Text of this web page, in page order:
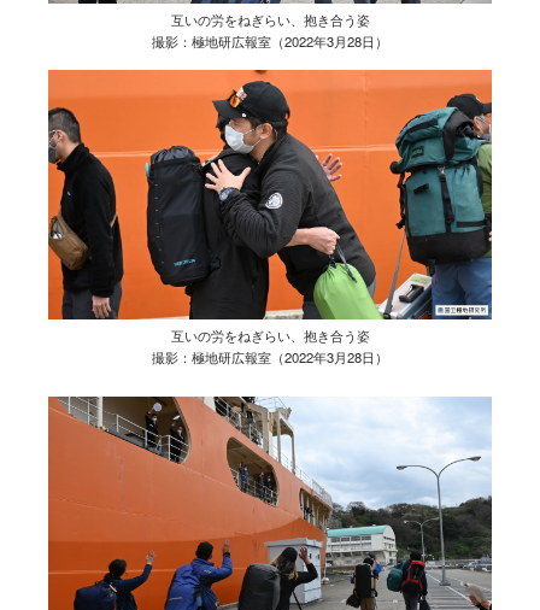
互いの労をねぎらい、抱き合う姿
撮影：極地研広報室（2022年3月28日）
互いの労をねぎらい、抱き合う姿
撮影：極地研広報室（2022年3月28日）